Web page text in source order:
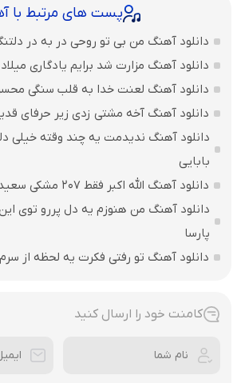
پست های مرتبط با
دانلود آهنگ من بی تو روحی در به در
دانلود آهنگ مزارت شد برایم یادگاری
دانلود آهنگ لعنت خدا به قلب سنگی
دانلود آهنگ آخه مشتی زدی زیر حرفای
دانلود آهنگ ندیدمت یه چند وقته خیلی
بابایی
دانلود آهنگ الله اکبر فقط 207 مشکی سعید کریمی
دانلود آهنگ من هنوزم یه دل پررو توی
پارسا
دانلود آهنگ تو رفتی فکرت یه لحظه از
کامنت خود را ارسال کنید